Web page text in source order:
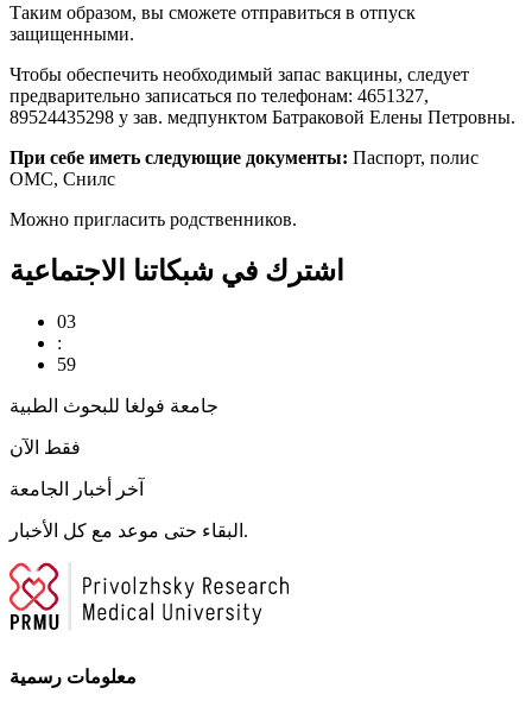
Таким образом, вы сможете отправиться в отпуск
защищенными.
Чтобы обеспечить необходимый запас вакцины, следует
предварительно записаться по телефонам: 4651327,
89524435298 у зав. медпунктом Батраковой Елены Петровны.
При себе иметь следующие документы: Паспорт, полис
ОМС, Снилс
Можно пригласить родственников.
اشترك في شبكاتنا الاجتماعية
03
:
59
جامعة فولغا للبحوث الطبية
فقط الآن
آخر أخبار الجامعة
البقاء حتى موعد مع كل الأخبار.
معلومات رسمية